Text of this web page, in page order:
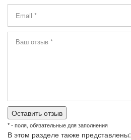
* - поля, обязательные для заполнения
В этом разделе также представлены: